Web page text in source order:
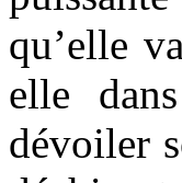
qu’elle
elle
dévoiler